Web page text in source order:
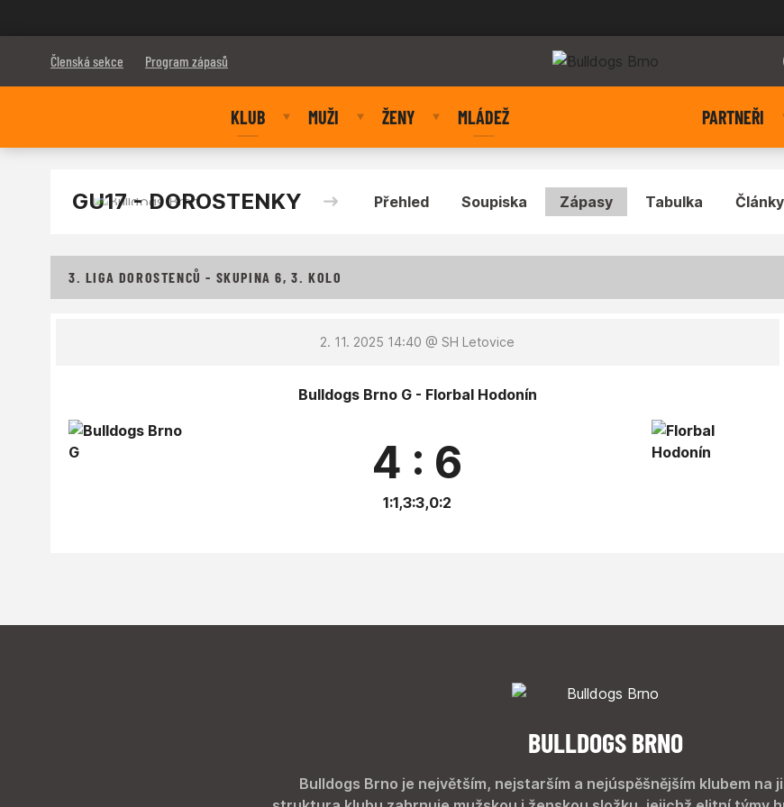
Členská sekce Program zápasů
KLUB MUŽI ŽENY MLÁDEŽ PARTNEŘI
GU17 - DOROSTENKY Přehled Soupiska Zápasy Tabulka Články
3. LIGA DOROSTENCŮ - SKUPINA 6, 3. KOLO
2. 11. 2025 14:40 @ SH Letovice
Bulldogs Brno G - Florbal Hodonín
4 : 6
1:1,3:3,0:2
BULLDOGS BRNO
Bulldogs Brno je největším, nejstarším a nejúspěšnějším klubem na